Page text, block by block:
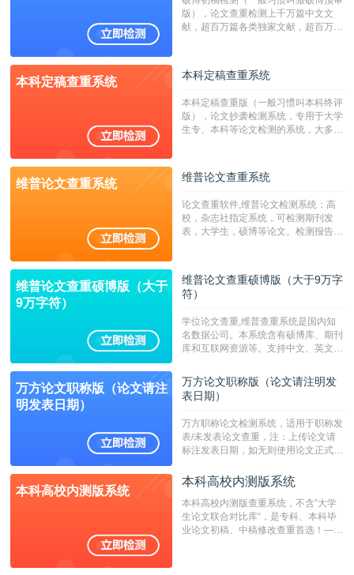
版），论文查重检测上千万篇中文文
献，超百万篇各类独家文献，超百万港
校用来检测硕博论文的系统，检测范围
广，数据来源真实，检测算法合理!本
字符数30万）
本科定稿查重系统 本科定稿查重系统
本科定稿查重版（一般习惯叫本科终评
版），论文抄袭检测系统，专用于大学
生专、本科等论文检测的系统，大多数
维普论文查重系统 维普论文查重系统
论文查重软件,维普论文检测系统：高
校，杂志社指定系统，可检测期刊发
表，大学生，硕博等论文。检测报告支
维普论文查重硕博版（大于
9万字符）
维普论文查重硕博版（大于9万字
符）
学位论文查重,维普查重系统是国内知
名数据公司。本系统含有硕博库、期刊
库和互联网资源等。支持中文、英文、
定院校！！！
万方论文职称版（论文请注
明发表日期）
万方论文职称版（论文请注明发
表日期）
万方职称论文检测系统，适用于职称发
表/未发表论文查重，注：上传论文请
标注发表日期，如无则使用论文正式发
成时间作为发表日期。
本科高校内测版系统
本科高校内测版系统
本科高校内测版查重系统，不含”大学
生论文联合对比库“，是专科、本科毕
业论文初稿、中稿修改查重首选！——